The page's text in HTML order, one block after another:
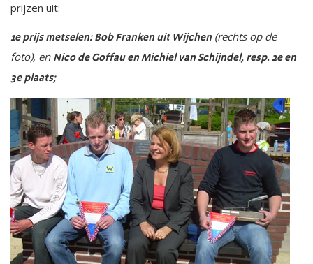
prijzen uit:
1e prijs metselen: Bob Franken uit Wijchen (rechts op de
foto), en Nico de Goffau en Michiel van Schijndel, resp. 2e en
3e plaats;